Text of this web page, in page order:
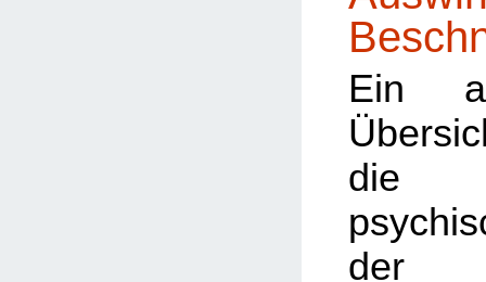
Ein
die
der